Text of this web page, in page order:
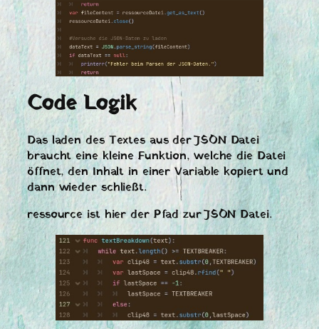
Code Logik
Das laden des Textes aus der JSON Datei
braucht eine kleine Funktion, welche die Datei
öffnet, den Inhalt in einer Variable kopiert und
dann wieder schließt.
ressource ist hier der Pfad zur JSON Datei.